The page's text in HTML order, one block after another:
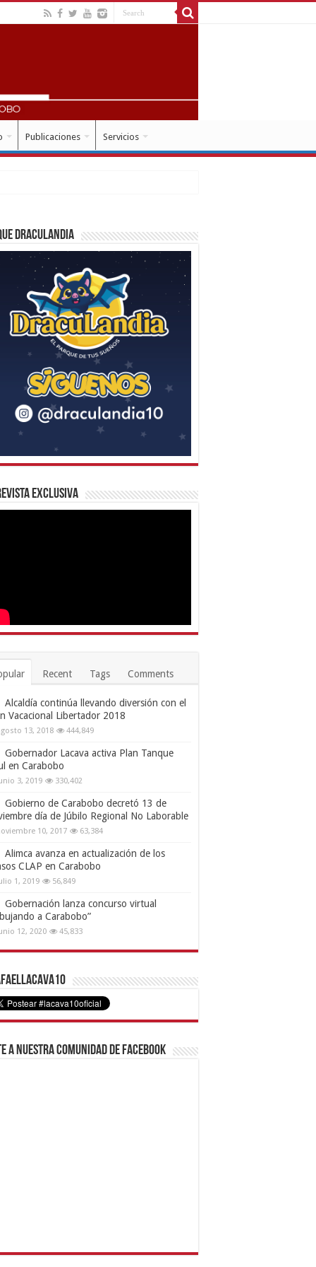
Publicaciones Servicios
Draculandia
Exclusiva
Recent Tags Comments
Alcaldía continúa llevando diversión con el
Vacacional Libertador 2018
13, 2018 444,849
Gobernador Lacava activa Plan Tanque
en Carabobo
3, 2019 330,402
Gobierno de Carabobo decretó 13 de
día de Júbilo Regional No Laborable
10, 2017 63,384
Alimca avanza en actualización de los
CLAP en Carabobo
1, 2019 56,849
Gobernación lanza concurso virtual
a Carabobo”
12, 2020 45,833
a nuestra comunidad de Facebook